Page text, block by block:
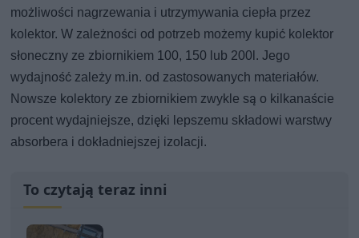
możliwości nagrzewania i utrzymywania ciepła przez
kolektor. W zależności od potrzeb możemy kupić kolektor
słoneczny ze zbiornikiem 100, 150 lub 200l. Jego
wydajność zależy m.in. od zastosowanych materiałów.
Nowsze kolektory ze zbiornikiem zwykle są o kilkanaście
procent wydajniejsze, dzięki lepszemu składowi warstwy
absorbera i dokładniejszej izolacji.
To czytają teraz inni